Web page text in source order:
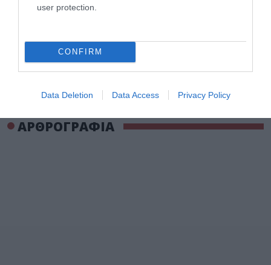
user protection.
CONFIRM
Data Deletion Data Access Privacy Policy
ΑΡΘΡΟΓΡΑΦΙΑ